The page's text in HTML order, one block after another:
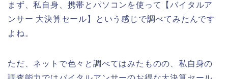
まず、私自身、携帯とパソコンを使って【バイタルア
ンサー 大決算セール】という感じで調べてみたんです
よね。
ただ、ネットで色々と調べてはみたものの、私自身の